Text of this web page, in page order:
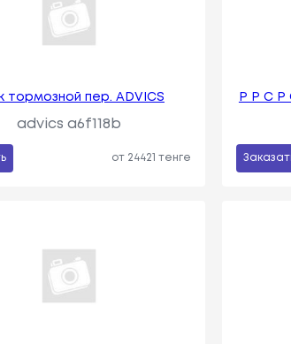
тормозной пер. ADVICS
advics a6f118b
от 24421 тенге
Р Р С Р